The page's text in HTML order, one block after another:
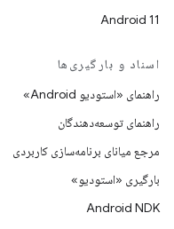
Android 11
اسناد و بارگیری‌ها
راهنمای «استودیو Android»
راهنمای توسعه‌دهندگان
مرجع میانای برنامه‌سازی کاربردی
بارگیری «استودیو»
Android NDK